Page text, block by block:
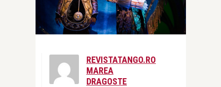
REVISTATANGO.RO
MAREA
DRAGOSTE